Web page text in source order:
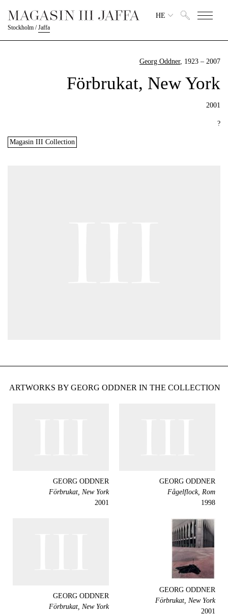
Stockholm /Jaffa
HE
Georg Oddner, 1923 – 2007
Förbrukat, New York
2001
?
Magasin III Collection
ARTWORKS BY GEORG ODDNER IN THE COLLECTION
GEORG ODDNER
Fågelflock, Rom
1998
GEORG ODDNER
Förbrukat, New York
2001
GEORG ODDNER
Förbrukat, New York
2001
GEORG ODDNER
Förbrukat, New York